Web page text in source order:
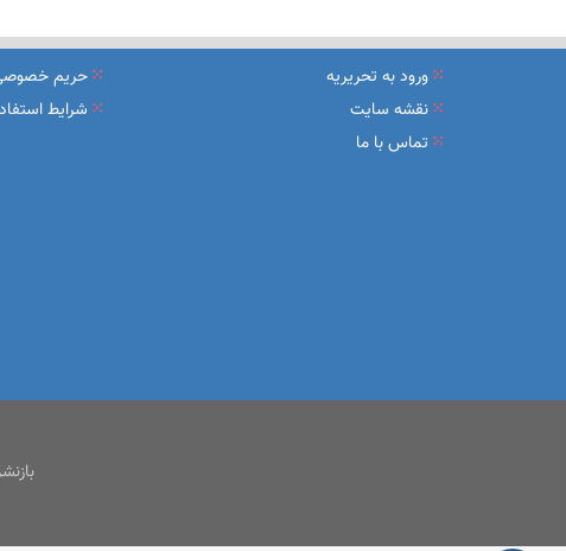
عقد تفاهم نامه عرضه محصول «مستمری مادام العمر ارس» بین
ورود به تحریریه
نقشه سایت
تماس با ما
حریم
شرایط